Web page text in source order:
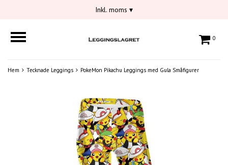
Inkl. moms ▾
0
Hem Tecknade Leggings PokeMon Pikachu Leggings med Gula Småfigurer